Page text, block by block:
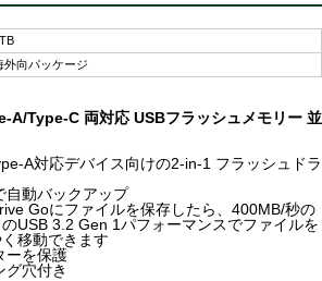
外向パッケージ
A/Type-C 両対応 USBフラッシュメモリー 並
A対応デバイス向けの2-in-1 フラッシュドラ
動バックアップ
Goにファイルを保存したら、400MB/秒の
USB 3.2 Gen 1パフォーマンスでファイルを
移動できます
ーを保護
穴付き